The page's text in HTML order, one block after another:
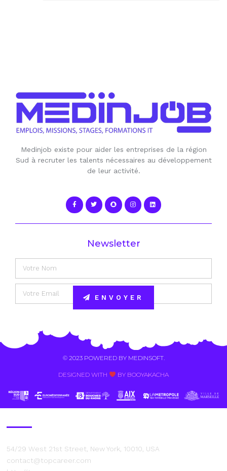
Medinjob existe pour aider les entreprises de la région
Sud à recruter les talents nécessaires au développement
de leur activité.
Newsletter
ENVOYER
© 2023 POWERED BY MEDINSOFT.
DESIGNED WITH BY BOOYAKACHA​
54/29 West 21st Street, New York, 10010, USA
contact@topcareer.com